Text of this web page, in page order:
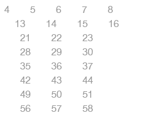
4 5 6 7
8
13 14 15
16
21 22
23
28 29
30
35 36
37
42 43
44
49 50
51
56 57
58